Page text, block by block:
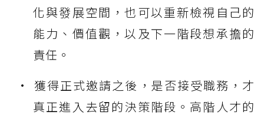
化與發展空間，也可以重新檢視自己的
能力、價值觀，以及下一階段想承擔的
責任。
獲得正式邀請之後，是否接受職務，才
真正進入去留的決策階段。高階人才的